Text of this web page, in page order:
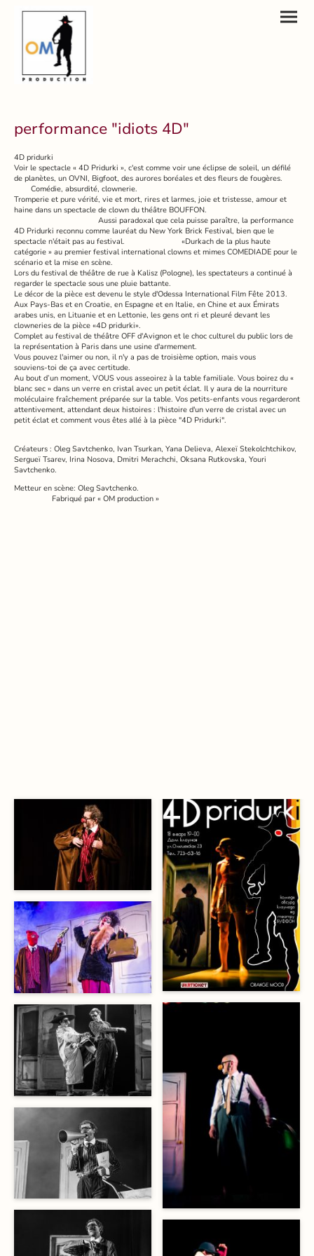
performance "idiots 4D"
4D pridurki
Voir le spectacle « 4D Pridurki », c'est comme voir une éclipse de soleil, un défilé
de planètes, un OVNI, Bigfoot, des aurores boréales et des fleurs de fougères.
Comédie, absurdité, clownerie.
Tromperie et pure vérité, vie et mort, rires et larmes, joie et tristesse, amour et
haine dans un spectacle de clown du théâtre BOUFFON.
Aussi paradoxal que cela puisse paraître, la performance
4D Pridurki reconnu comme lauréat du New York Brick Festival, bien que le
spectacle n'était pas au festival. «Durkach de la plus haute
catégorie » au premier festival international clowns et mimes COMEDIADE pour le
scénario et la mise en scène.
Lors du festival de théâtre de rue à Kalisz (Pologne), les spectateurs a continué à
regarder le spectacle sous une pluie battante.
Le décor de la pièce est devenu le style d'Odessa International Film Fête 2013.
Aux Pays-Bas et en Croatie, en Espagne et en Italie, en Chine et aux Émirats
arabes unis, en Lituanie et en Lettonie, les gens ont ri et pleuré devant les
clowneries de la pièce «4D pridurki».
Complet au festival de théâtre OFF d'Avignon et le choc culturel du public lors de
la représentation à Paris dans une usine d'armement.
Vous pouvez l'aimer ou non, il n'y a pas de troisième option, mais vous
souviens-toi de ça avec certitude.
Au bout d’un moment, VOUS vous asseoirez à la table familiale. Vous boirez du «
blanc sec » dans un verre en cristal avec un petit éclat. Il y aura de la nourriture
moléculaire fraîchement préparée sur la table. Vos petits-enfants vous regarderont
attentivement, attendant deux histoires : l'histoire d'un verre de cristal avec un
petit éclat et comment vous êtes allé à la pièce "4D Pridurki".
Créateurs : Oleg Savtchenko, Ivan Tsurkan, Yana Delieva, Alexeï Stekolchtchikov,
Sergueï Tsarev, Irina Nosova, Dmitri Merachchi, Oksana Rutkovska, Youri
Savtchenko.
Metteur en scène: Oleg Savtchenko.
Fabriqué par « OM production »